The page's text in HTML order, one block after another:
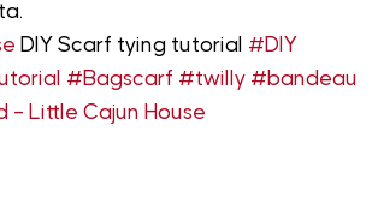
DIY Scarf tying tutorial #DIY
#Bagscarf #twilly #bandeau
Little Cajun House